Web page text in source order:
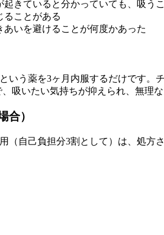
きていると分かっていても、吸う
ることがある
いを避けることが何度かあった
いう薬を3ヶ月内服するだけです
吸いたい気持ちが抑えられ、無理
合）
自己負担分3割として）は、処方